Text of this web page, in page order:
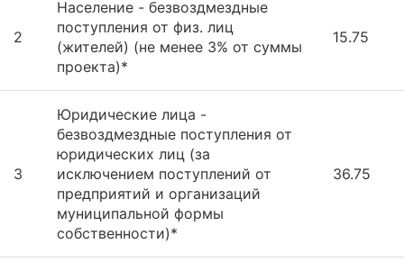
2
Население - безвоздмездные
поступления от физ. лиц
(жителей) (не менее 3% от суммы
проекта)*
15.75
3
Юридические лица -
безвоздмездные поступления от
юридических лиц (за
исключением поступлений от
предприятий и организаций
муниципальной формы
собственности)*
36.75